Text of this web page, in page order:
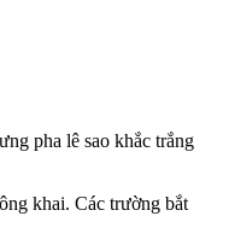
pha lê sao khắc trắng
khai. Các trường bắt